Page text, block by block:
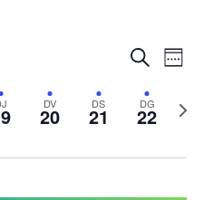
cerca
Cerca
de
Week
DV
20 DS
21 DG
22
Next